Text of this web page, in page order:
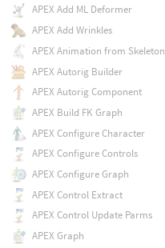
APEX Add ML Deformer
APEX Add Wrinkles
APEX Animation from Skeleton
APEX Autorig Builder
APEX Autorig Component
APEX Build FK Graph
APEX Configure Character
APEX Configure Controls
APEX Configure Graph
APEX Control Extract
APEX Control Update Parms
APEX Graph